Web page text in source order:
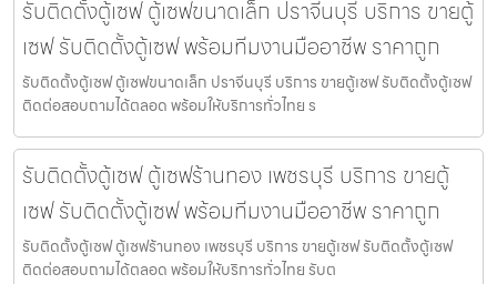
รับติดตั้งตู้เซฟ ตู้เซฟขนาดเล็ก ปราจีนบุรี บริการ ขายตู้
เซฟ รับติดตั้งตู้เซฟ พร้อมทีมงานมืออาชีพ ราคาถูก
รับติดตั้งตู้เซฟ ตู้เซฟขนาดเล็ก ปราจีนบุรี บริการ ขายตู้เซฟ รับติดตั้งตู้เซฟ
ติดต่อสอบถามได้ตลอด พร้อมให้บริการทั่วไทย ร
รับติดตั้งตู้เซฟ ตู้เซฟร้านทอง เพชรบุรี บริการ ขายตู้
เซฟ รับติดตั้งตู้เซฟ พร้อมทีมงานมืออาชีพ ราคาถูก
รับติดตั้งตู้เซฟ ตู้เซฟร้านทอง เพชรบุรี บริการ ขายตู้เซฟ รับติดตั้งตู้เซฟ
ติดต่อสอบถามได้ตลอด พร้อมให้บริการทั่วไทย รับต